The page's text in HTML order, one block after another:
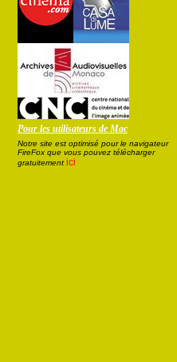
Pour les utilisateurs de Mac
Notre site est optimisé pour le navigateur
FireFox que vous pouvez télécharger
gratuitement ici